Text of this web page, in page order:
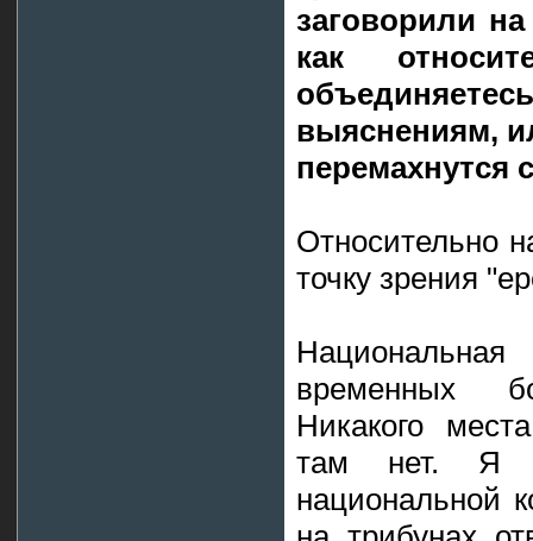
заговорили
как
выяснениям,
перемахнутся
Относительно
точку зрения
временных
Никакого
там нет. Я
национальной